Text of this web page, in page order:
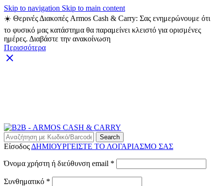
Skip to navigation Skip to main content
☀️ Θερινές Διακοπές Armos Cash & Carry: Σας ενημερώνουμε ότι
το φυσικό μας κατάστημα θα παραμείνει κλειστό για ορισμένες
ημέρες. Διαβάστε την ανακοίνωση
Περισσότερα
Search
Είσοδος ΔΗΜΙΟΥΡΓΕΙΣΤΕ ΤΟ ΛΟΓΑΡΙΑΣΜΟ ΣΑΣ
Όνομα χρήστη ή διεύθυνση email *
Συνθηματικό *